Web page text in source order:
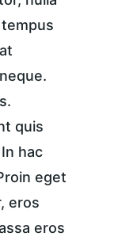
quis
hac
eget
eros
eros